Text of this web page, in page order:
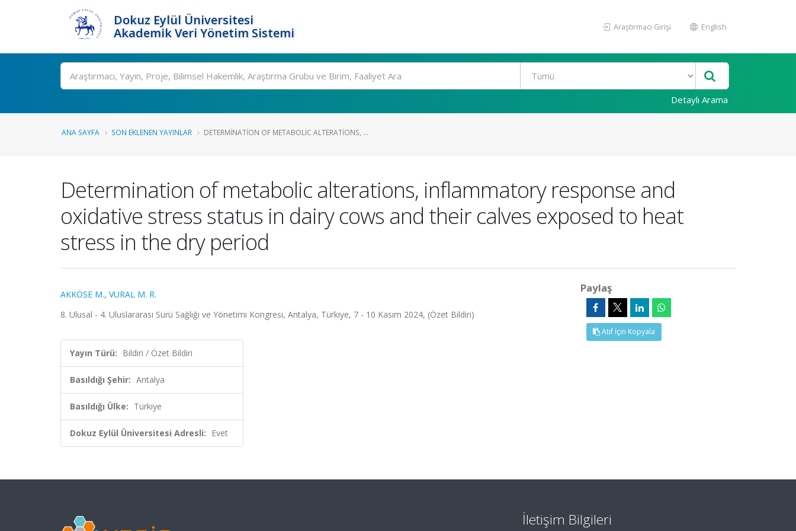
Dokuz Eylül Üniversitesi
Akademik Veri Yönetim Sistemi
Araştırmacı Girişi English
Ara
Detaylı Arama
ANA SAYFA SON EKLENEN YAYINLAR DETERMINATION OF METABOLIC ALTERATIONS, ...
Determination of metabolic alterations, inflammatory response and
oxidative stress status in dairy cows and their calves exposed to heat
stress in the dry period
AKKÖSE M., VURAL M. R.
8. Ulusal - 4. Uluslararası Sürü Sağlığı ve Yönetimi Kongresi, Antalya, Türkiye, 7 - 10 Kasım 2024, (Özet Bildiri)
Yayın Türü: Bildiri / Özet Bildiri
Basıldığı Şehir: Antalya
Basıldığı Ülke: Türkiye
Dokuz Eylül Üniversitesi Adresli: Evet
Paylaş
Atıf İçin Kopyala
İletişim Bilgileri